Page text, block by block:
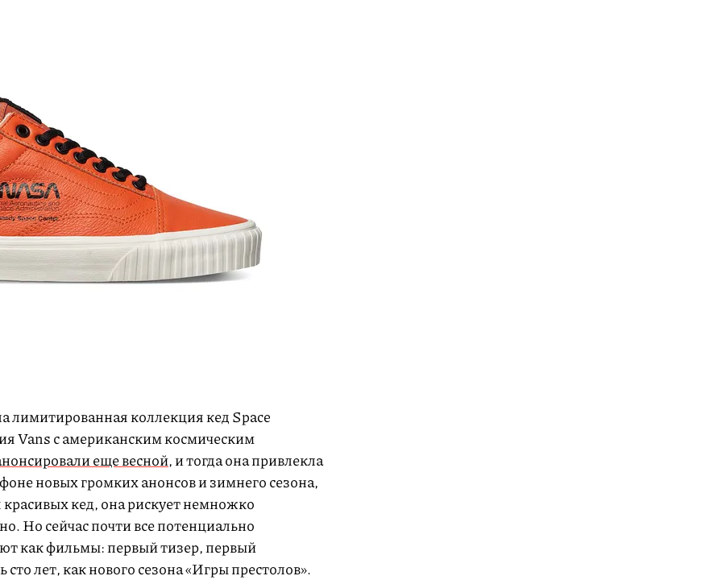
лимитированная коллекция кед Space
Vans с американским космическим
еще весной, и тогда она привлекла
новых громких анонсов и зимнего сезона,
кед, она рискует немножко
Но сейчас почти все потенциально
как фильмы: первый тизер, первый
лет, как нового сезона «Игры престолов».